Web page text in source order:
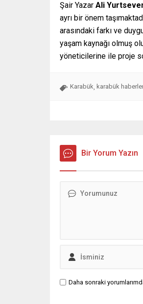
Şair Yazar Ali
ayrı bir önem
arasındaki farkı ve
yaşam kaynağı olmuş
yöneticilerine ile proje
Karabük, karabük
Bir Yorum Yazın
Daha sonraki